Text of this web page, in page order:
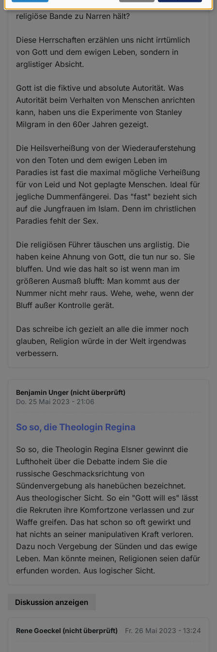
Wem bitte ist jetzt noch nicht klar, dass uns die
religiöse Bande zu Narren hält?
Diese Herrschaften erzählen uns nicht irrtümlich
von Gott und dem ewigen Leben, sondern in
arglistiger Absicht.
Gott ist die fiktive und absolute Autorität. Was
Autorität beim Verhalten von Menschen anrichten
kann, haben uns die Experimente von Stanley
Milgram in den 60er Jahren gezeigt.
Die Heilsverheißung von der Wiederauferstehung
von den Toten und dem ewigen Leben im
Paradies ist fast die maximal mögliche Verheißung
für von Leid und Not geplagte Menschen. Ideal für
jegliche Dummenfängerei. Das "fast" bezieht sich
auf die Jungfrauen im Islam. Denn im christlichen
Paradies fehlt der Sex.
Die religiösen Führer täuschen uns arglistig. Die
haben keine Ahnung von Gott, die tun nur so. Sie
bluffen. Und wie das halt so ist wenn man im
größeren Ausmaß blufft: Man kommt aus der
Nummer nicht mehr raus. Wehe, wehe, wenn der
Bluff außer Kontrolle gerät.
Das schreibe ich gezielt an alle die immer noch
glauben, Religion würde in der Welt irgendwas
verbessern.
Benjamin Unger (nicht überprüft)
Do. 25 Mai 2023 - 21:06
So so, die Theologin Regina
So so, die Theologin Regina Elsner gewinnt die
Lufthoheit über die Debatte indem Sie die
russische Geschmacksrichtung von
Sündenvergebung als hanebüchen bezeichnet.
Aus theologischer Sicht. So ein "Gott will es" lässt
die Rekruten ihre Komfortzone verlassen und zur
Waffe greifen. Das hat schon so oft gewirkt und
hat nichts an seiner manipulativen Kraft verloren.
Dazu noch Vergebung der Sünden und das ewige
Leben. Man könnte meinen, Religionen seien dafür
erfunden worden. Aus logischer Sicht.
Diskussion anzeigen
Rene Goeckel (nicht überprüft) Fr. 26 Mai 2023 - 13:24
Daten
und
Cookies